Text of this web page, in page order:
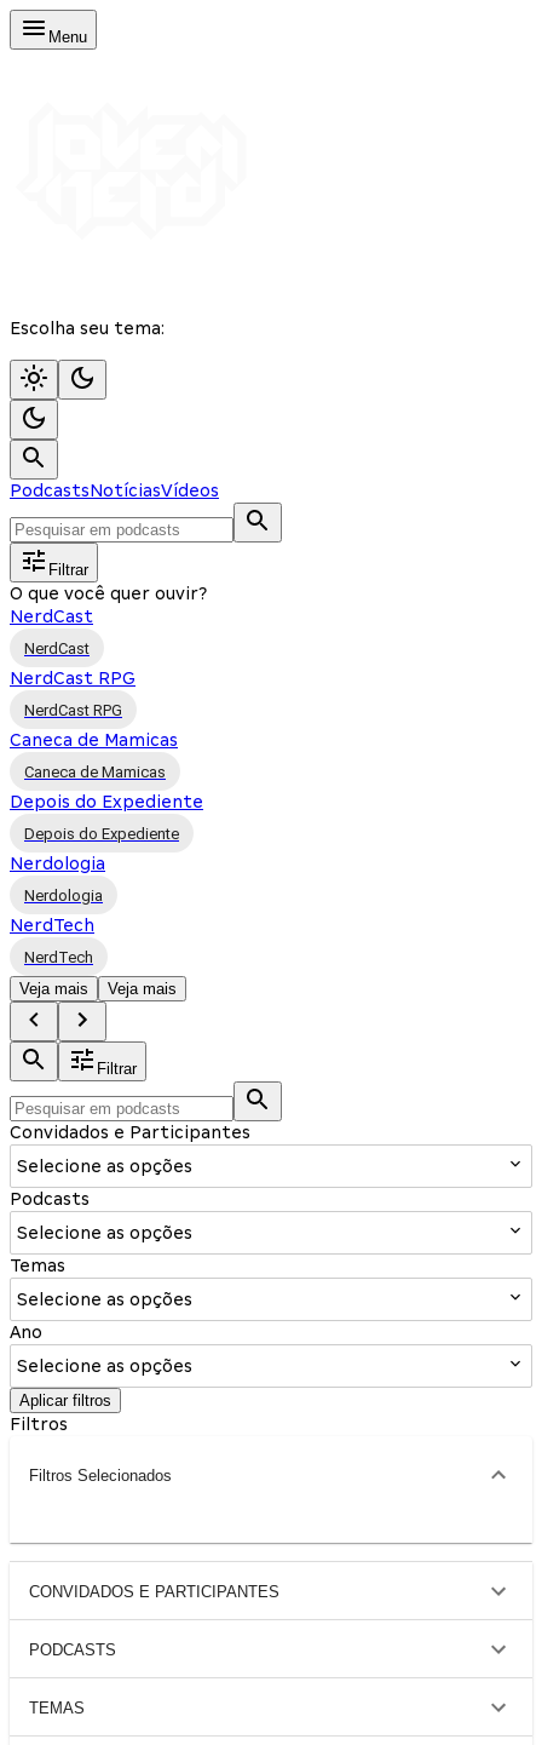
Menu
Escolha seu tema:
PodcastsNotíciasVídeos
Filtrar
O que você quer ouvir?
NerdCast
NerdCast
NerdCast RPG
NerdCast RPG
Caneca de Mamicas
Caneca de Mamicas
Depois do Expediente
Depois do Expediente
Nerdologia
Nerdologia
NerdTech
NerdTech
Veja mais
Veja mais
Filtrar
Convidados e Participantes
Selecione as opções
Podcasts
Selecione as opções
Temas
Selecione as opções
Ano
Selecione as opções
Aplicar filtros
Filtros
Filtros Selecionados
CONVIDADOS E PARTICIPANTES
PODCASTS
TEMAS